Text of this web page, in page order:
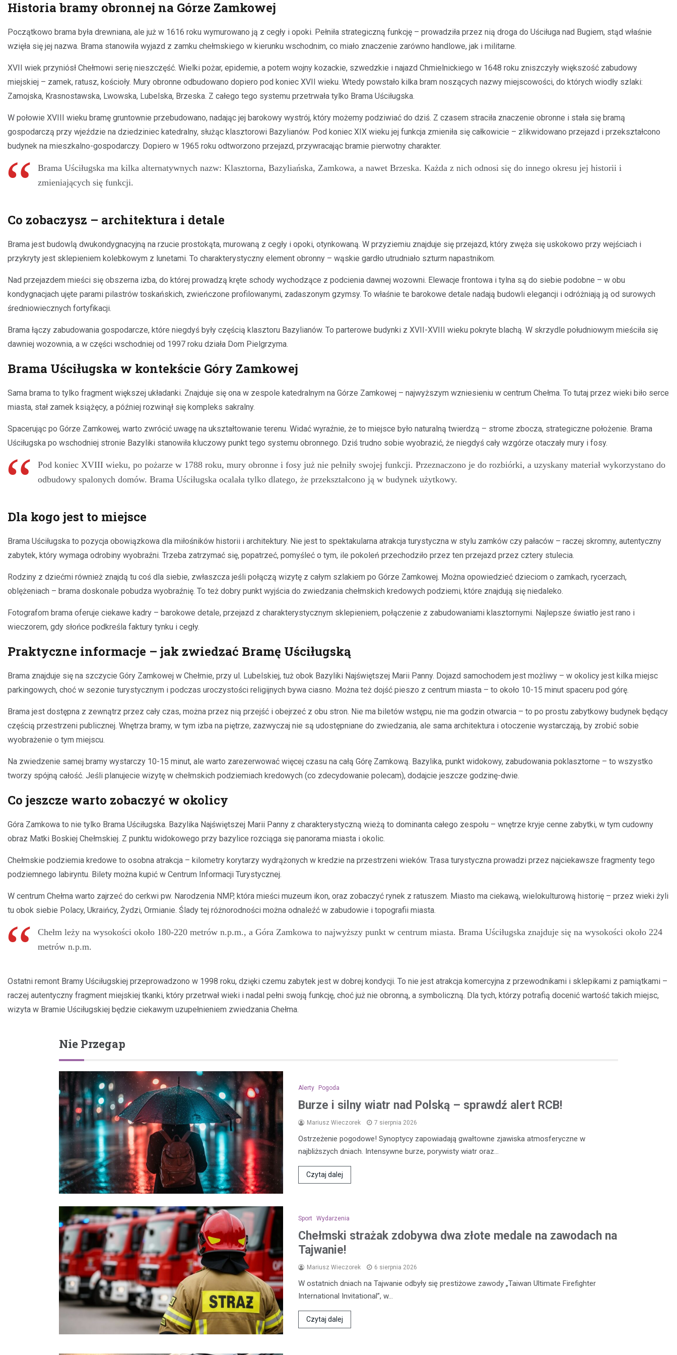
Historia bramy obronnej na Górze Zamkowej
Początkowo brama była drewniana, ale już w 1616 roku wymurowano ją z cegły i opoki. Pełniła strategiczną funkcję – prowadziła przez nią droga do Uściługa nad Bugiem, stąd właśnie
wzięła się jej nazwa. Brama stanowiła wyjazd z zamku chełmskiego w kierunku wschodnim, co miało znaczenie zarówno handlowe, jak i militarne.
XVII wiek przyniósł Chełmowi serię nieszczęść. Wielki pożar, epidemie, a potem wojny kozackie, szwedzkie i najazd Chmielnickiego w 1648 roku zniszczyły większość zabudowy
miejskiej – zamek, ratusz, kościoły. Mury obronne odbudowano dopiero pod koniec XVII wieku. Wtedy powstało kilka bram noszących nazwy miejscowości, do których wiodły szlaki:
Zamojska, Krasnostawska, Lwowska, Lubelska, Brzeska. Z całego tego systemu przetrwała tylko Brama Uściługska.
W połowie XVIII wieku bramę gruntownie przebudowano, nadając jej barokowy wystrój, który możemy podziwiać do dziś. Z czasem straciła znaczenie obronne i stała się bramą
gospodarczą przy wjeździe na dziedziniec katedralny, służąc klasztorowi Bazylianów. Pod koniec XIX wieku jej funkcja zmieniła się całkowicie – zlikwidowano przejazd i przekształcono
budynek na mieszkalno-gospodarczy. Dopiero w 1965 roku odtworzono przejazd, przywracając bramie pierwotny charakter.
Brama Uściługska ma kilka alternatywnych nazw: Klasztorna, Bazyliańska, Zamkowa, a nawet Brzeska. Każda z nich odnosi się do innego okresu jej historii i
zmieniających się funkcji.
Co zobaczysz – architektura i detale
Brama jest budowlą dwukondygnacyjną na rzucie prostokąta, murowaną z cegły i opoki, otynkowaną. W przyziemiu znajduje się przejazd, który zwęża się uskokowo przy wejściach i
przykryty jest sklepieniem kolebkowym z lunetami. To charakterystyczny element obronny – wąskie gardło utrudniało szturm napastnikom.
Nad przejazdem mieści się obszerna izba, do której prowadzą kręte schody wychodzące z podcienia dawnej wozowni. Elewacje frontowa i tylna są do siebie podobne – w obu
kondygnacjach ujęte parami pilastrów toskańskich, zwieńczone profilowanymi, zadaszonym gzymsy. To właśnie te barokowe detale nadają budowli elegancji i odróżniają ją od surowych
średniowiecznych fortyfikacji.
Brama łączy zabudowania gospodarcze, które niegdyś były częścią klasztoru Bazylianów. To parterowe budynki z XVII-XVIII wieku pokryte blachą. W skrzydle południowym mieściła się
dawniej wozownia, a w części wschodniej od 1997 roku działa Dom Pielgrzyma.
Brama Uściługska w kontekście Góry Zamkowej
Sama brama to tylko fragment większej układanki. Znajduje się ona w zespole katedralnym na Górze Zamkowej – najwyższym wzniesieniu w centrum Chełma. To tutaj przez wieki biło serce
miasta, stał zamek książęcy, a później rozwinął się kompleks sakralny.
Spacerując po Górze Zamkowej, warto zwrócić uwagę na ukształtowanie terenu. Widać wyraźnie, że to miejsce było naturalną twierdzą – strome zbocza, strategiczne położenie. Brama
Uściługska po wschodniej stronie Bazyliki stanowiła kluczowy punkt tego systemu obronnego. Dziś trudno sobie wyobrazić, że niegdyś cały wzgórze otaczały mury i fosy.
Pod koniec XVIII wieku, po pożarze w 1788 roku, mury obronne i fosy już nie pełniły swojej funkcji. Przeznaczono je do rozbiórki, a uzyskany materiał wykorzystano do
odbudowy spalonych domów. Brama Uściługska ocalała tylko dlatego, że przekształcono ją w budynek użytkowy.
Dla kogo jest to miejsce
Brama Uściługska to pozycja obowiązkowa dla miłośników historii i architektury. Nie jest to spektakularna atrakcja turystyczna w stylu zamków czy pałaców – raczej skromny, autentyczny
zabytek, który wymaga odrobiny wyobraźni. Trzeba zatrzymać się, popatrzeć, pomyśleć o tym, ile pokoleń przechodziło przez ten przejazd przez cztery stulecia.
Rodziny z dziećmi również znajdą tu coś dla siebie, zwłaszcza jeśli połączą wizytę z całym szlakiem po Górze Zamkowej. Można opowiedzieć dzieciom o zamkach, rycerzach,
oblężeniach – brama doskonale pobudza wyobraźnię. To też dobry punkt wyjścia do zwiedzania chełmskich kredowych podziemi, które znajdują się niedaleko.
Fotografom brama oferuje ciekawe kadry – barokowe detale, przejazd z charakterystycznym sklepieniem, połączenie z zabudowaniami klasztornymi. Najlepsze światło jest rano i
wieczorem, gdy słońce podkreśla faktury tynku i cegły.
Praktyczne informacje – jak zwiedzać Bramę Uściługską
Brama znajduje się na szczycie Góry Zamkowej w Chełmie, przy ul. Lubelskiej, tuż obok Bazyliki Najświętszej Marii Panny. Dojazd samochodem jest możliwy – w okolicy jest kilka miejsc
parkingowych, choć w sezonie turystycznym i podczas uroczystości religijnych bywa ciasno. Można też dojść pieszo z centrum miasta – to około 10-15 minut spaceru pod górę.
Brama jest dostępna z zewnątrz przez cały czas, można przez nią przejść i obejrzeć z obu stron. Nie ma biletów wstępu, nie ma godzin otwarcia – to po prostu zabytkowy budynek będący
częścią przestrzeni publicznej. Wnętrza bramy, w tym izba na piętrze, zazwyczaj nie są udostępniane do zwiedzania, ale sama architektura i otoczenie wystarczają, by zrobić sobie
wyobrażenie o tym miejscu.
Na zwiedzenie samej bramy wystarczy 10-15 minut, ale warto zarezerwować więcej czasu na całą Górę Zamkową. Bazylika, punkt widokowy, zabudowania poklasztorne – to wszystko
tworzy spójną całość. Jeśli planujecie wizytę w chełmskich podziemiach kredowych (co zdecydowanie polecam), dodajcie jeszcze godzinę-dwie.
Co jeszcze warto zobaczyć w okolicy
Góra Zamkowa to nie tylko Brama Uściługska. Bazylika Najświętszej Marii Panny z charakterystyczną wieżą to dominanta całego zespołu – wnętrze kryje cenne zabytki, w tym cudowny
obraz Matki Boskiej Chełmskiej. Z punktu widokowego przy bazylice rozciąga się panorama miasta i okolic.
Chełmskie podziemia kredowe to osobna atrakcja – kilometry korytarzy wydrążonych w kredzie na przestrzeni wieków. Trasa turystyczna prowadzi przez najciekawsze fragmenty tego
podziemnego labiryntu. Bilety można kupić w Centrum Informacji Turystycznej.
W centrum Chełma warto zajrzeć do cerkwi pw. Narodzenia NMP, która mieści muzeum ikon, oraz zobaczyć rynek z ratuszem. Miasto ma ciekawą, wielokulturową historię – przez wieki żyli
tu obok siebie Polacy, Ukraińcy, Żydzi, Ormianie. Ślady tej różnorodności można odnaleźć w zabudowie i topografii miasta.
Chełm leży na wysokości około 180-220 metrów n.p.m., a Góra Zamkowa to najwyższy punkt w centrum miasta. Brama Uściługska znajduje się na wysokości około 224
metrów n.p.m.
Ostatni remont Bramy Uściługskiej przeprowadzono w 1998 roku, dzięki czemu zabytek jest w dobrej kondycji. To nie jest atrakcja komercyjna z przewodnikami i sklepikami z pamiątkami –
raczej autentyczny fragment miejskiej tkanki, który przetrwał wieki i nadal pełni swoją funkcję, choć już nie obronną, a symboliczną. Dla tych, którzy potrafią docenić wartość takich miejsc,
wizyta w Bramie Uściługskiej będzie ciekawym uzupełnieniem zwiedzania Chełma.
Nie Przegap
Alerty Pogoda
Burze i silny wiatr nad Polską – sprawdź alert RCB!
Mariusz Wieczorek 7 sierpnia 2026
Ostrzeżenie pogodowe! Synoptycy zapowiadają gwałtowne zjawiska atmosferyczne w
najbliższych dniach. Intensywne burze, porywisty wiatr oraz…
Czytaj dalej
Sport Wydarzenia
Chełmski strażak zdobywa dwa złote medale na zawodach na
Tajwanie!
Mariusz Wieczorek 6 sierpnia 2026
W ostatnich dniach na Tajwanie odbyły się prestiżowe zawody „Taiwan Ultimate Firefighter
International Invitational”, w…
Czytaj dalej